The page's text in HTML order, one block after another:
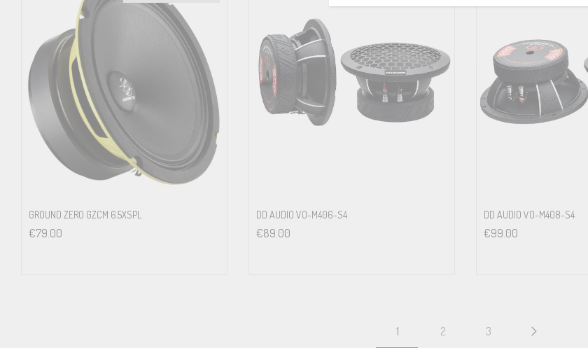
GROUND ZERO GZCM 6.5XSPL
€79.00
DD AUDIO VO-M406-S4
€89.00
DD AUDIO VO-M408-S4
€99.00
1 2 3